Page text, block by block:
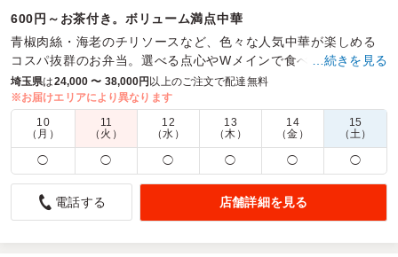
600円～お茶付き。ボリューム満点中華
青椒肉絲・海老のチリソースなど、色々な人気中華が楽しめる
コスパ抜群のお弁当。選べる点心やWメインで食べたいが見つ
かるお弁当
商品数： 30 締切日時： 1日前18:00 価格帯： 750円～1,410円
配達時間：
10:00～16:00
安定の中華です
5.0 NeedyGreedy
中華はロケ弁の中でも安定の人気がありとても好評でした。
お弁当の容器の色と具材の色合いがTHE中華って感じがして
…続きを見る
埼玉県は24,000 〜 38,000円以上のご注文で配達無料
※お届けエリアにより異なります
10
（月）
11
（火）
12
（水）
13
（木）
14
（金）
15
（土）
◯ ◯ ◯ ◯ ◯ ◯
電話する 店舗詳細を見る